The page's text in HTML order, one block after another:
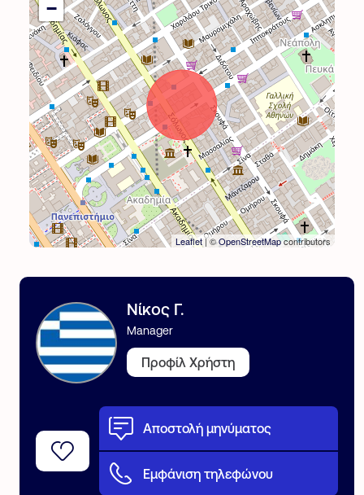
−
Leaflet| ©OpenStreetMapcontributors
Νίκος Γ.
Manager
Προφίλ Χρήστη
Αποστολή μηνύματος
Εμφάνιση τηλεφώνου